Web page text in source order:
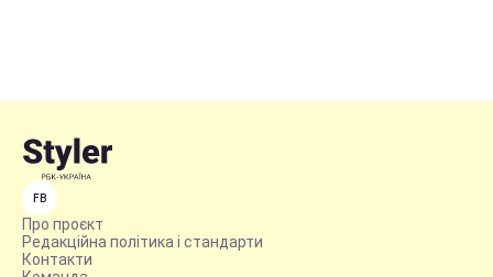
FB
Про проєкт
Редакційна політика і стандарти
Контакти